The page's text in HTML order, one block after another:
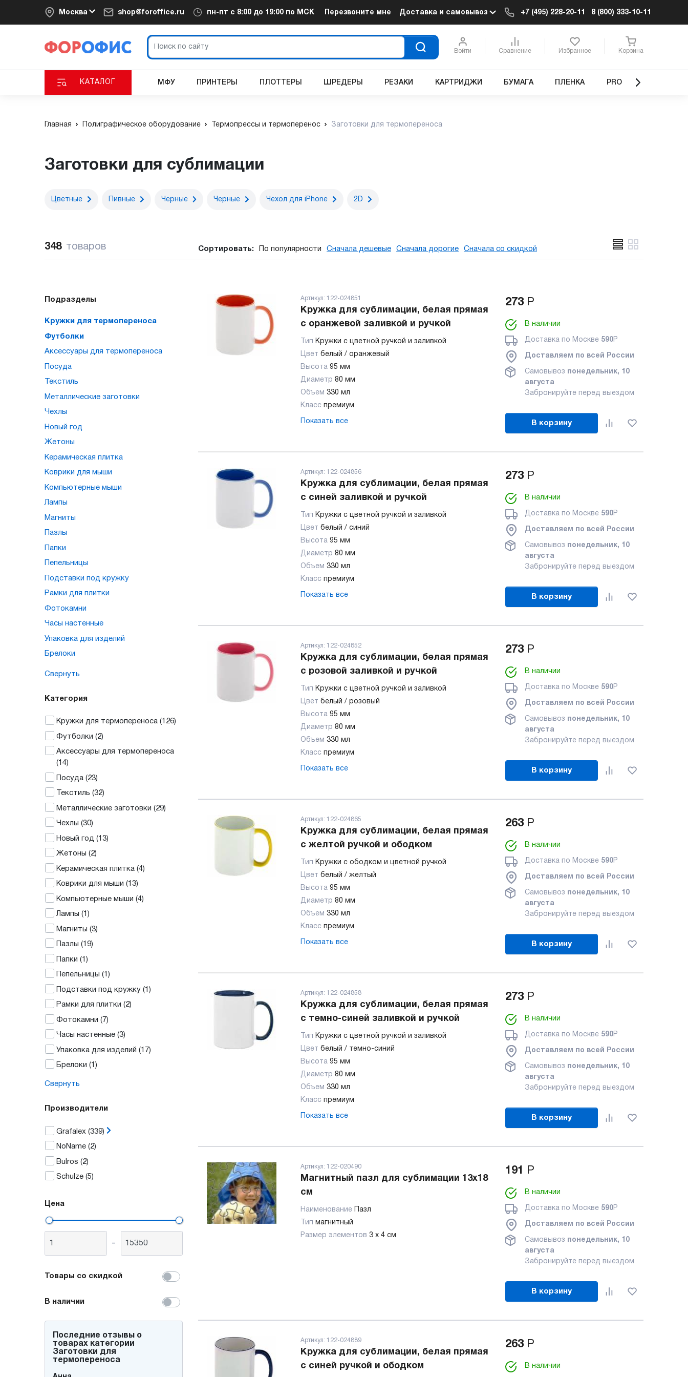
Москва shop@foroffice.ru пн-пт с 8:00 до 19:00 по МСК Перезвоните мне Доставка и самовывоз +7 (495) 228-20-11 8 (800) 333-10-11
Войти Сравнение Избранное Корзина
КАТАЛОГ МФУ ПРИНТЕРЫ ПЛОТТЕРЫ ШРЕДЕРЫ РЕЗАКИ КАРТРИДЖИ БУМАГА ПЛЕНКА PRO
Главная Полиграфическое оборудование Термопрессы и термоперенос Заготовки для термопереноса
Заготовки для сублимации
Цветные Пивные Черные Черные Чехол для iPhone 2D
348 товаров Сортировать: По популярности Сначала дешевые Сначала дорогие Сначала со скидкой
Подразделы
Кружки для термопереноса
Футболки
Аксессуары для термопереноса
Посуда
Текстиль
Металлические заготовки
Чехлы
Новый год
Жетоны
Керамическая плитка
Коврики для мыши
Компьютерные мыши
Лампы
Магниты
Пазлы
Папки
Пепельницы
Подставки под кружку
Рамки для плитки
Фотокамни
Часы настенные
Упаковка для изделий
Брелоки
Свернуть
Категория
Кружки для термопереноса (126)
Футболки (2)
Аксессуары для термопереноса
(14)
Посуда (23)
Текстиль (32)
Металлические заготовки (29)
Чехлы (30)
Новый год (13)
Жетоны (2)
Керамическая плитка (4)
Коврики для мыши (13)
Компьютерные мыши (4)
Лампы (1)
Магниты (3)
Пазлы (19)
Папки (1)
Пепельницы (1)
Подставки под кружку (1)
Рамки для плитки (2)
Фотокамни (7)
Часы настенные (3)
Упаковка для изделий (17)
Брелоки (1)
Свернуть
Производители
Grafalex (339)
NoName (2)
Bulros (2)
Schulze (5)
Цена
-
Товары со скидкой
В наличии
Последние отзывы о
товарах категории
Заготовки для
термопереноса
Артикул: 122-024851
Кружка для сублимации, белая прямая
с оранжевой заливкой и ручкой
Тип Кружки с цветной ручкой и заливкой
Цвет белый / оранжевый
Высота 95 мм
Диаметр 80 мм
Объем 330 мл
Класс премиум
Показать все
273 Р
В наличии
Доставка по Москве 590Р
Доставляем по всей России
Самовывоз понедельник, 10
августа
Забронируйте перед выездом
В корзину
Артикул: 122-024856
Кружка для сублимации, белая прямая
с синей заливкой и ручкой
Тип Кружки с цветной ручкой и заливкой
Цвет белый / синий
Высота 95 мм
Диаметр 80 мм
Объем 330 мл
Класс премиум
Показать все
273 Р
В наличии
Доставка по Москве 590Р
Доставляем по всей России
Самовывоз понедельник, 10
августа
Забронируйте перед выездом
В корзину
Артикул: 122-024852
Кружка для сублимации, белая прямая
с розовой заливкой и ручкой
Тип Кружки с цветной ручкой и заливкой
Цвет белый / розовый
Высота 95 мм
Диаметр 80 мм
Объем 330 мл
Класс премиум
Показать все
273 Р
В наличии
Доставка по Москве 590Р
Доставляем по всей России
Самовывоз понедельник, 10
августа
Забронируйте перед выездом
В корзину
Артикул: 122-024865
Кружка для сублимации, белая прямая
с желтой ручкой и ободком
Тип Кружки с ободком и цветной ручкой
Цвет белый / желтый
Высота 95 мм
Диаметр 80 мм
Объем 330 мл
Класс премиум
Показать все
263 Р
В наличии
Доставка по Москве 590Р
Доставляем по всей России
Самовывоз понедельник, 10
августа
Забронируйте перед выездом
В корзину
Артикул: 122-024858
Кружка для сублимации, белая прямая
с темно-синей заливкой и ручкой
Тип Кружки с цветной ручкой и заливкой
Цвет белый / темно-синий
Высота 95 мм
Диаметр 80 мм
Объем 330 мл
Класс премиум
Показать все
273 Р
В наличии
Доставка по Москве 590Р
Доставляем по всей России
Самовывоз понедельник, 10
августа
Забронируйте перед выездом
В корзину
Артикул: 122-020490
Магнитный пазл для сублимации 13х18
см
Наименование
Пазл
Тип магнитный
Размер элементов 3 х 4 см
191 Р
В наличии
Доставка по Москве 590Р
Доставляем по всей России
Самовывоз понедельник, 10
августа
Забронируйте перед выездом
В корзину
Артикул: 122-024889
Кружка для сублимации, белая прямая
с синей ручкой и ободком
263 Р
В наличии